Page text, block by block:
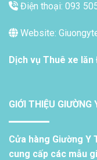
Điện thoại: 093
Website:
Dịch vụ Thuê xe lăn
GIỚI THIỆU
Cửa hàng Giường Y
cung cấp các mẫu